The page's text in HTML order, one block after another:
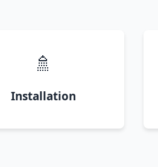
🚿
Installation